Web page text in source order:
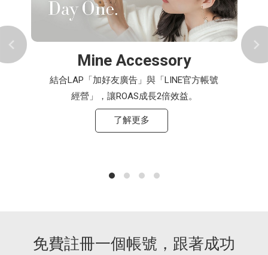
Mine Accessory
結合LAP「加好友廣告」與「LINE官方帳號
經營」，讓ROAS成長2倍效益。
了解更多
免費註冊一個帳號，跟著成功